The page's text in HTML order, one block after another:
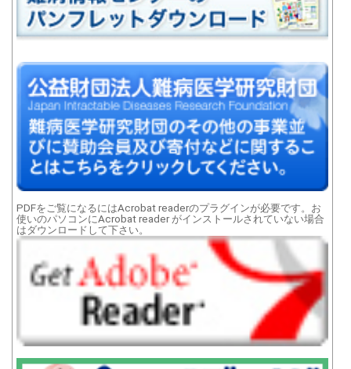
PDFをご覧になるにはAcrobat readerのプラグインが必要です。お
使いのパソコンにAcrobat reader がインストールされていない場合
はダウンロードして下さい。